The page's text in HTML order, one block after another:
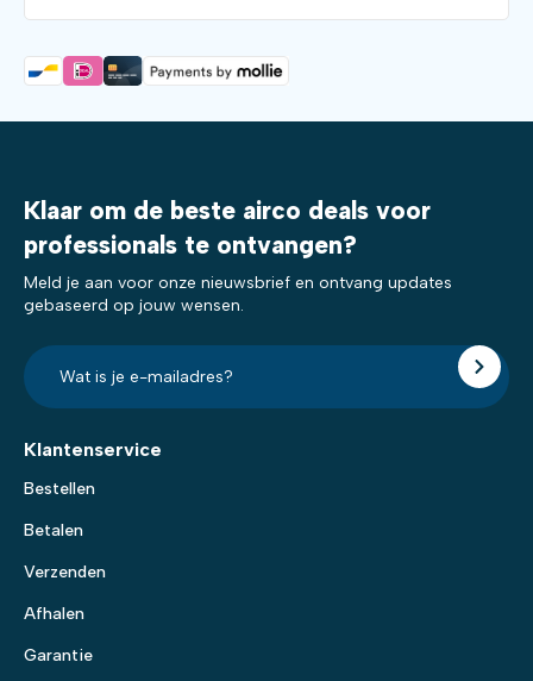
Klaar om de beste airco deals voor
professionals te ontvangen?
Meld je aan voor onze nieuwsbrief en ontvang updates
gebaseerd op jouw wensen.
E-
mailadres?
*
Klantenservice
Bestellen
Betalen
Verzenden
Afhalen
Garantie